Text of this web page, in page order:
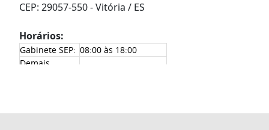
CEP: 29057-550 - Vitória / ES
Horários:
Gabinete SEP: 08:00 às 18:00
Demais